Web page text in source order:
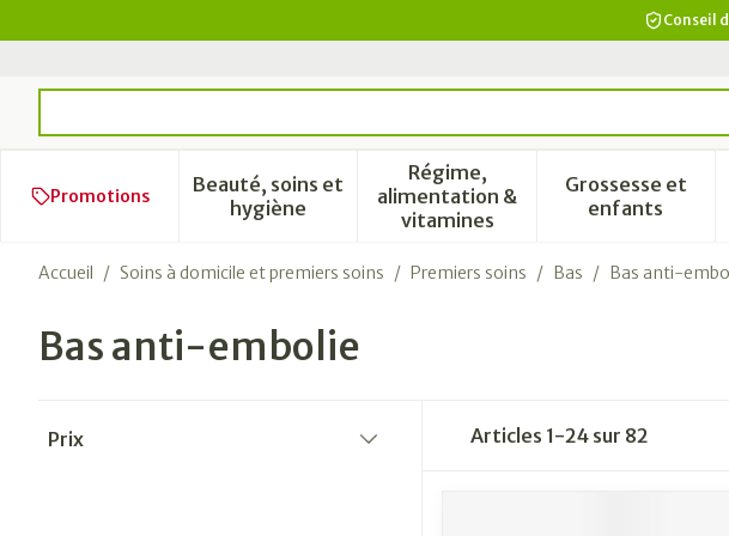
Conseil
Promotions
Beauté, soins et
hygièneAfficher le sous-menu pour la catégorie Beauté,
Régime,
alimentation &
vitamines
Afficher le sous-menu pour
Grossesse et
enfantsAfficher le
Accueil / Soins à domicile et premiers soins / Premiers soins / Bas / Bas anti-
Bas anti-embolie
Prix
Articles 1-24 sur 82